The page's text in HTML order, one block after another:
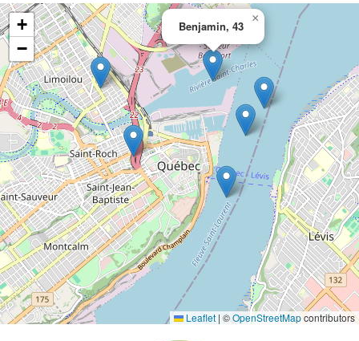
Benjamin, 43
×
+
−
Leaflet | ©OpenStreetMapcontributors